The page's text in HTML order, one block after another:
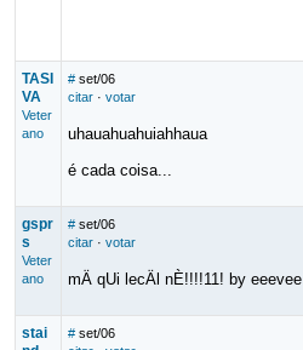
TASI
VA
Veter
ano
# set/06
citar· votar
uhauahuahuiahhaua
é cada coisa...
gspr
s
Veter
ano
# set/06
citar· votar
mÄ qUi lecÄl nÈ!!!!11! by eeevee
stai
# set/06